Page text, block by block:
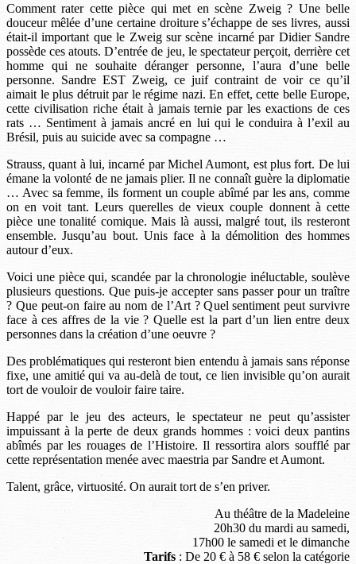
Comment rater cette pièce qui met en scène Zweig ? Une belle
douceur mêlée d’une certaine droiture s’échappe de ses livres, aussi
était-il important que le Zweig sur scène incarné par Didier Sandre
possède ces atouts. D’entrée de jeu, le spectateur perçoit, derrière cet
homme qui ne souhaite déranger personne, l’aura d’une belle
personne. Sandre EST Zweig, ce juif contraint de voir ce qu’il
aimait le plus détruit par le régime nazi. En effet, cette belle Europe,
cette civilisation riche était à jamais ternie par les exactions de ces
rats … Sentiment à jamais ancré en lui qui le conduira à l’exil au
Brésil, puis au suicide avec sa compagne …
Strauss, quant à lui, incarné par Michel Aumont, est plus fort. De lui
émane la volonté de ne jamais plier. Il ne connaît guère la diplomatie
… Avec sa femme, ils forment un couple abîmé par les ans, comme
on en voit tant. Leurs querelles de vieux couple donnent à cette
pièce une tonalité comique. Mais là aussi, malgré tout, ils resteront
ensemble. Jusqu’au bout. Unis face à la démolition des hommes
autour d’eux.
Voici une pièce qui, scandée par la chronologie inéluctable, soulève
plusieurs questions. Que puis-je accepter sans passer pour un traître
? Que peut-on faire au nom de l’Art ? Quel sentiment peut survivre
face à ces affres de la vie ? Quelle est la part d’un lien entre deux
personnes dans la création d’une oeuvre ?
Des problématiques qui resteront bien entendu à jamais sans réponse
fixe, une amitié qui va au-delà de tout, ce lien invisible qu’on aurait
tort de vouloir de vouloir faire taire.
Happé par le jeu des acteurs, le spectateur ne peut qu’assister
impuissant à la perte de deux grands hommes : voici deux pantins
abîmés par les rouages de l’Histoire. Il ressortira alors soufflé par
cette représentation menée avec maestria par Sandre et Aumont.
Talent, grâce, virtuosité. On aurait tort de s’en priver.
Au théâtre de la Madeleine
20h30 du mardi au samedi,
17h00 le samedi et le dimanche
Tarifs : De 20 € à 58 € selon la catégorie